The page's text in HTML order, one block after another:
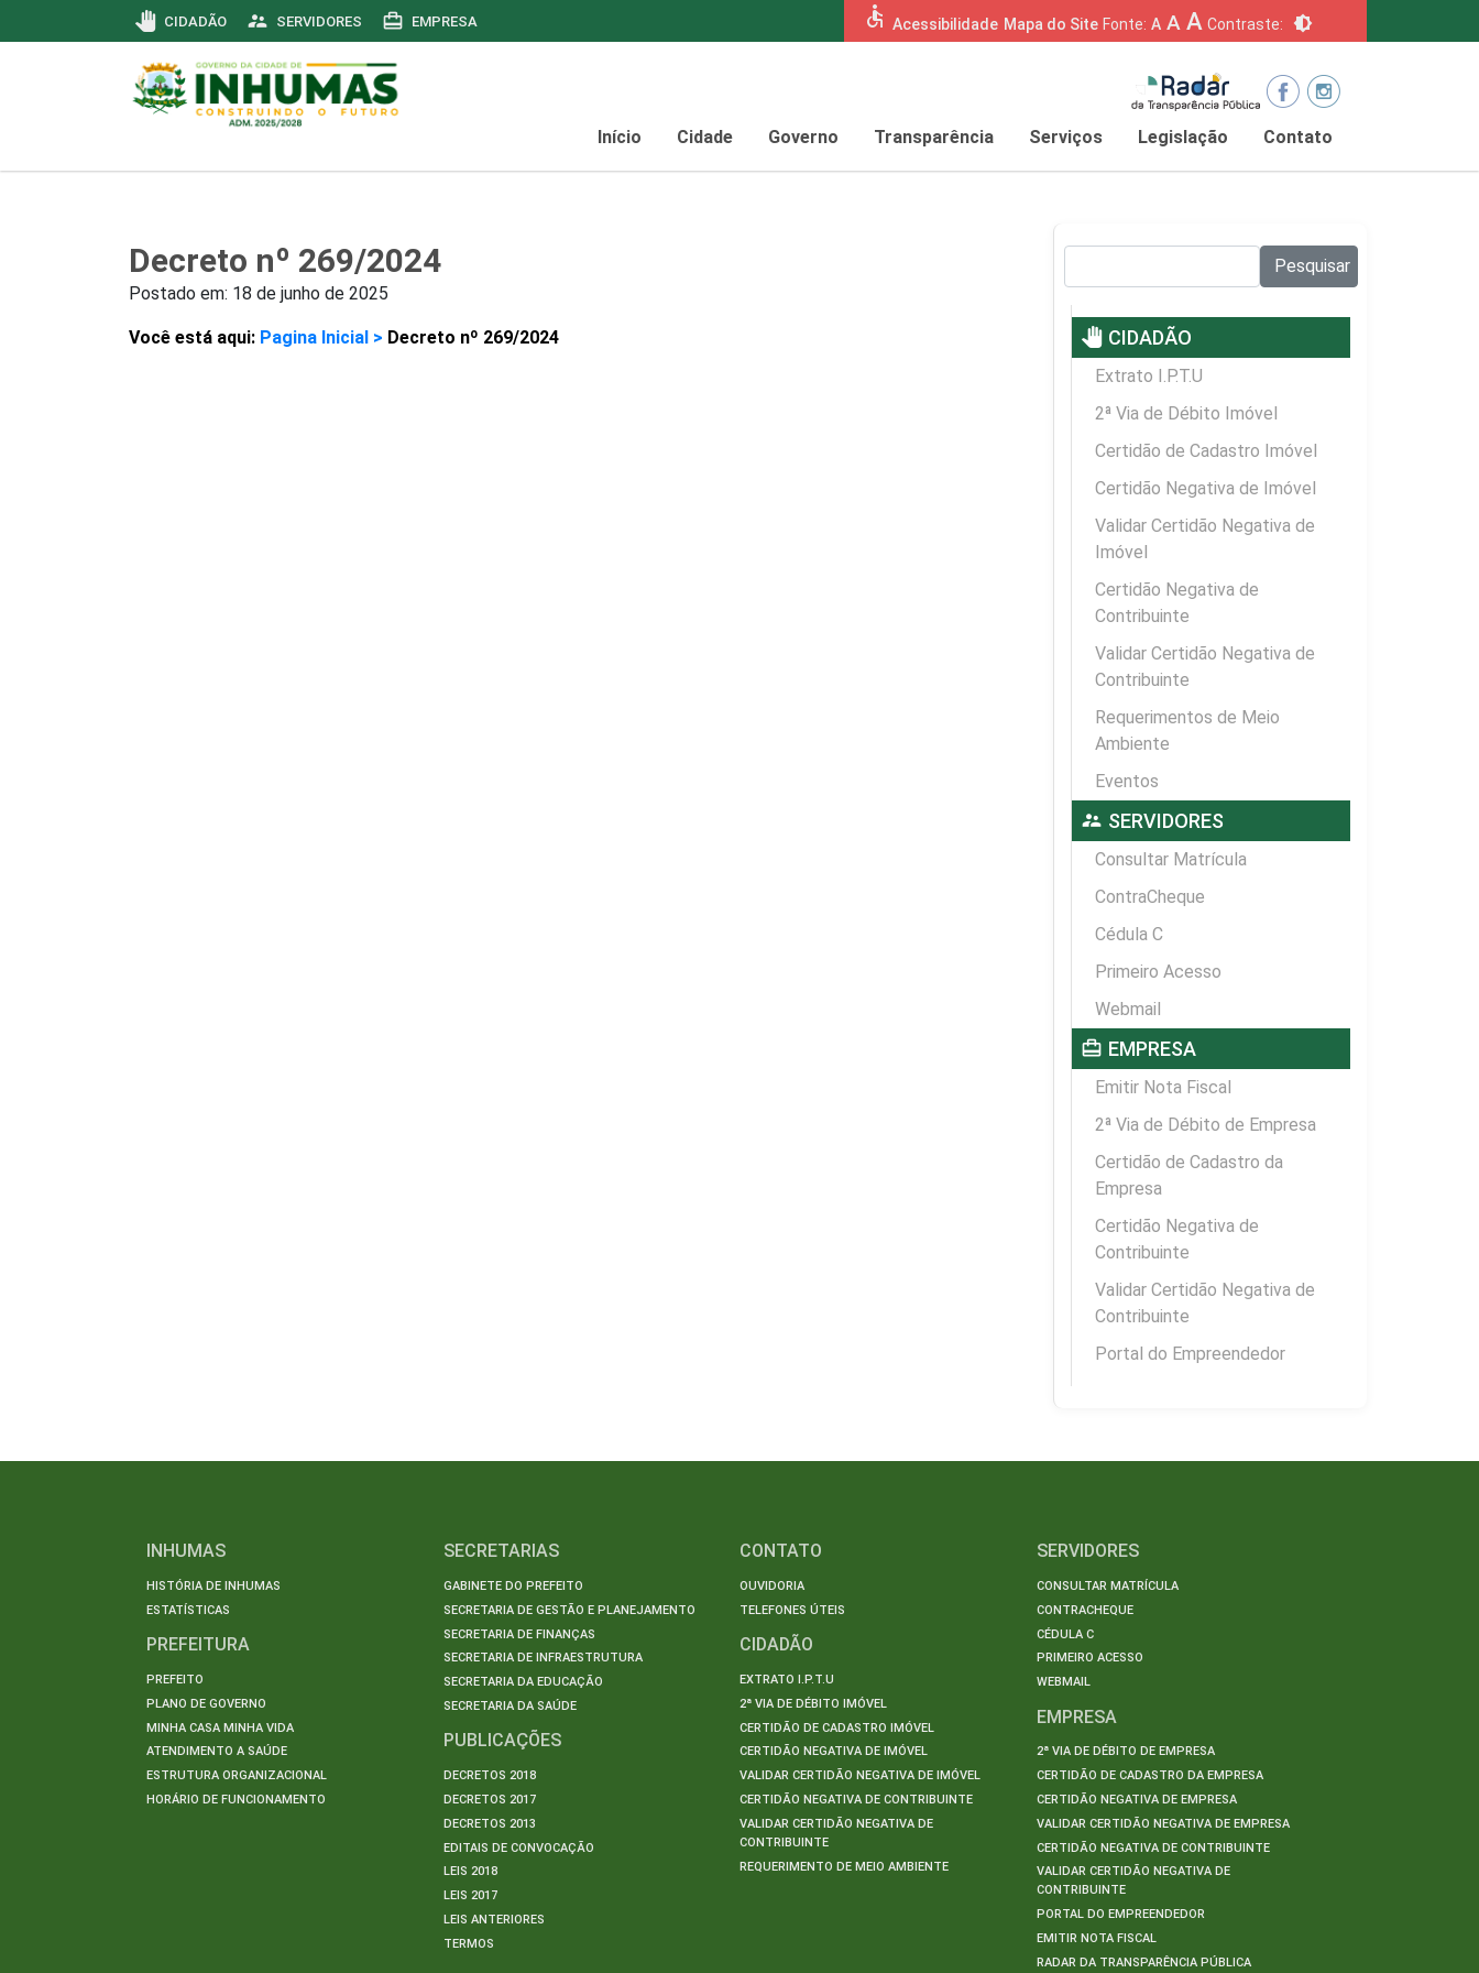
pan_tool CIDADÃO supervisor_account SERVIDORES card_travel EMPRESA accessible Acessibilidade Mapa do Site Fonte: A A A Contraste: brightness_6
Início Cidade Governo Transparência Serviços Legislação Contato
Decreto nº 269/2024
Postado em: 18 de junho de 2025
Você está aqui: Pagina Inicial > Decreto nº 269/2024
Pesquisar
pan_tool CIDADÃO
Extrato I.P.T.U
2ª Via de Débito Imóvel
Certidão de Cadastro Imóvel
Certidão Negativa de Imóvel
Validar Certidão Negativa de
Imóvel
Certidão Negativa de
Contribuinte
Validar Certidão Negativa de
Contribuinte
Requerimentos de Meio
Ambiente
Eventos
supervisor_account SERVIDORES
Consultar Matrícula
ContraCheque
Cédula C
Primeiro Acesso
Webmail
card_travel EMPRESA
Emitir Nota Fiscal
2ª Via de Débito de Empresa
Certidão de Cadastro da
Empresa
Certidão Negativa de
Contribuinte
Validar Certidão Negativa de
Contribuinte
Portal do Empreendedor
INHUMAS
HISTÓRIA DE INHUMAS
ESTATÍSTICAS
PREFEITURA
PREFEITO
PLANO DE GOVERNO
MINHA CASA MINHA VIDA
ATENDIMENTO A SAÚDE
ESTRUTURA ORGANIZACIONAL
HORÁRIO DE FUNCIONAMENTO
SECRETARIAS
GABINETE DO PREFEITO
SECRETARIA DE GESTÃO E PLANEJAMENTO
SECRETARIA DE FINANÇAS
SECRETARIA DE INFRAESTRUTURA
SECRETARIA DA EDUCAÇÃO
SECRETARIA DA SAÚDE
PUBLICAÇÕES
DECRETOS 2018
DECRETOS 2017
DECRETOS 2013
EDITAIS DE CONVOCAÇÃO
LEIS 2018
LEIS 2017
LEIS ANTERIORES
TERMOS
CONTATO
OUVIDORIA
TELEFONES ÚTEIS
CIDADÃO
EXTRATO I.P.T.U
2ª VIA DE DÉBITO IMÓVEL
CERTIDÃO DE CADASTRO IMÓVEL
CERTIDÃO NEGATIVA DE IMÓVEL
VALIDAR CERTIDÃO NEGATIVA DE IMÓVEL
CERTIDÃO NEGATIVA DE CONTRIBUINTE
VALIDAR CERTIDÃO NEGATIVA DE
CONTRIBUINTE
REQUERIMENTO DE MEIO AMBIENTE
SERVIDORES
CONSULTAR MATRÍCULA
CONTRACHEQUE
CÉDULA C
PRIMEIRO ACESSO
WEBMAIL
EMPRESA
2ª VIA DE DÉBITO DE EMPRESA
CERTIDÃO DE CADASTRO DA EMPRESA
CERTIDÃO NEGATIVA DE EMPRESA
VALIDAR CERTIDÃO NEGATIVA DE EMPRESA
CERTIDÃO NEGATIVA DE CONTRIBUINTE
VALIDAR CERTIDÃO NEGATIVA DE
CONTRIBUINTE
PORTAL DO EMPREENDEDOR
EMITIR NOTA FISCAL
RADAR DA TRANSPARÊNCIA PÚBLICA